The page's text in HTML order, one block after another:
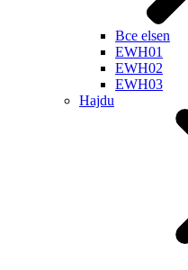
Все elsen
EWH01
EWH02
EWH03
Hajdu